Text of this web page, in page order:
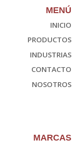
MENÚ
INICIO
PRODUCTOS
INDUSTRIAS
CONTACTO
NOSOTROS
MARCAS